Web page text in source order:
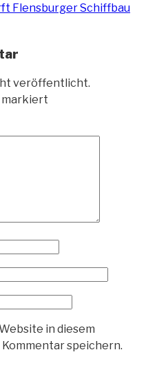
Flensburger Schiffbau
veröffentlicht.
markiert
in diesem
speichern.